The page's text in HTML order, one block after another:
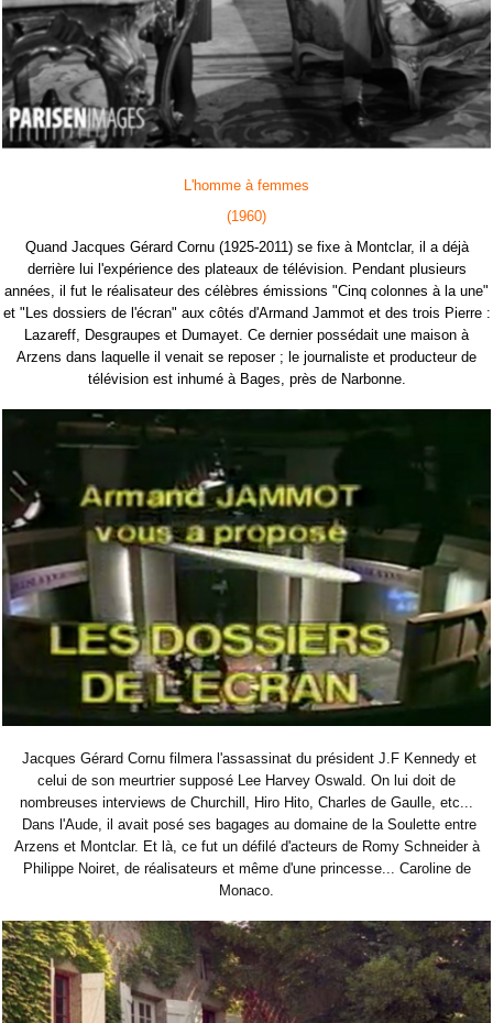
L'homme à femmes
(1960)
Quand Jacques Gérard Cornu (1925-2011) se fixe à Montclar, il a déjà
derrière lui l'expérience des plateaux de télévision. Pendant plusieurs
années, il fut le réalisateur des célèbres émissions "Cinq colonnes à la une"
et "Les dossiers de l'écran" aux côtés d'Armand Jammot et des trois Pierre :
Lazareff, Desgraupes et Dumayet. Ce dernier possédait une maison à
Arzens dans laquelle il venait se reposer ; le journaliste et producteur de
télévision est inhumé à Bages, près de Narbonne.
Jacques Gérard Cornu filmera l'assassinat du président J.F Kennedy et
celui de son meurtrier supposé Lee Harvey Oswald. On lui doit de
nombreuses interviews de Churchill, Hiro Hito, Charles de Gaulle, etc...
Dans l'Aude, il avait posé ses bagages au domaine de la Soulette entre
Arzens et Montclar. Et là, ce fut un défilé d'acteurs de Romy Schneider à
Philippe Noiret, de réalisateurs et même d'une princesse... Caroline de
Monaco.